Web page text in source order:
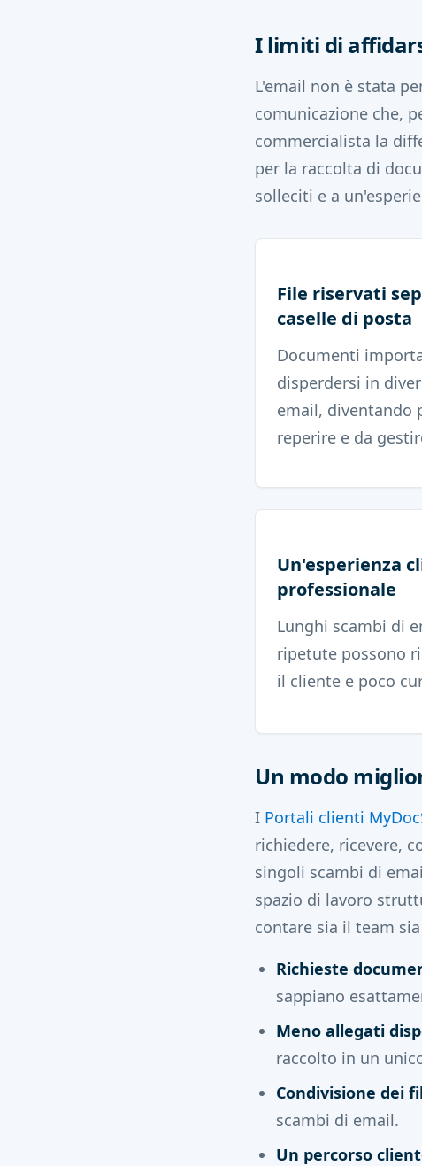
I limiti di
L'email non è stata
comunicazione che,
commercialista la
per la raccolta di
solleciti e a
File riservati
caselle di posta
Documenti
disperdersi in
email, diventando
reperire e da
Un'esperienza
professionale
Lunghi scambi di
ripetute possono
il cliente e poco
Un modo
I Portali clienti
richiedere, ricevere,
singoli scambi di
spazio di lavoro
contare sia il team
Richieste
sappiano
Meno allegati
raccolto in un
Condivisione dei
scambi di email.
Un percorso